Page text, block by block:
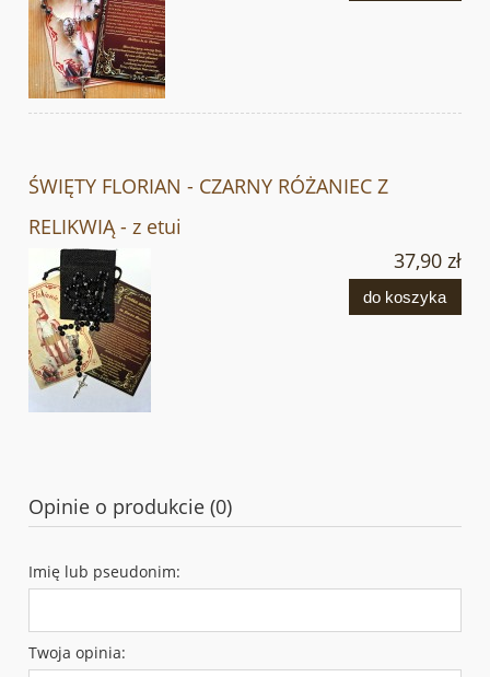
ŚWIĘTY FLORIAN - CZARNY RÓŻANIEC Z
RELIKWIĄ - z etui
37,90 zł
do koszyka
Opinie o produkcie (0)
Imię lub pseudonim:
Twoja opinia: